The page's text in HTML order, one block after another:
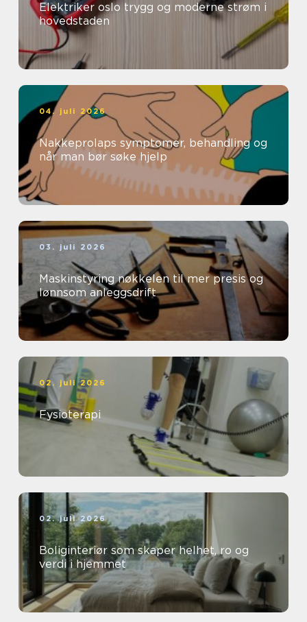
Elektriker oslo trygg og moderne strøm i
hovedstaden
04. juli 2026
Nakkeprolaps symptomer, behandling og
når man bør søke hjelp
03. juli 2026
Maskinstyring nøkkelen til mer presis og
lønnsom anleggsdrift
02. juli 2026
Fysioterapi
02. juli 2026
Boliginteriør som skaper helhet, ro og
verdi i hjemmet